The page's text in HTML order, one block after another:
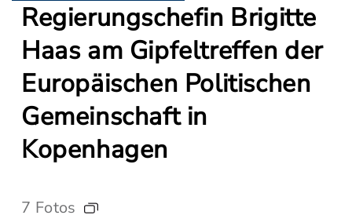
Regierungschefin Brigitte
Haas am Gipfeltreffen der
Europäischen Politischen
Gemeinschaft in
Kopenhagen
7 Fotos